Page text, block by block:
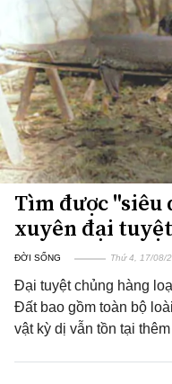
Tìm được "siêu
xuyên đại
ĐỜI SỐNG Thứ 4, 17/08/
Đại tuyệt chủng hàng
Đất bao gồm toàn bộ
vật kỳ dị vẫn tồn tại